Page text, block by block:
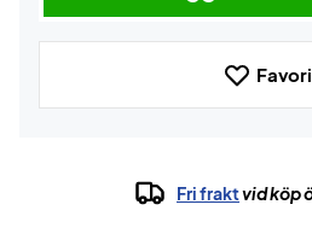
Fri fraktvid köp